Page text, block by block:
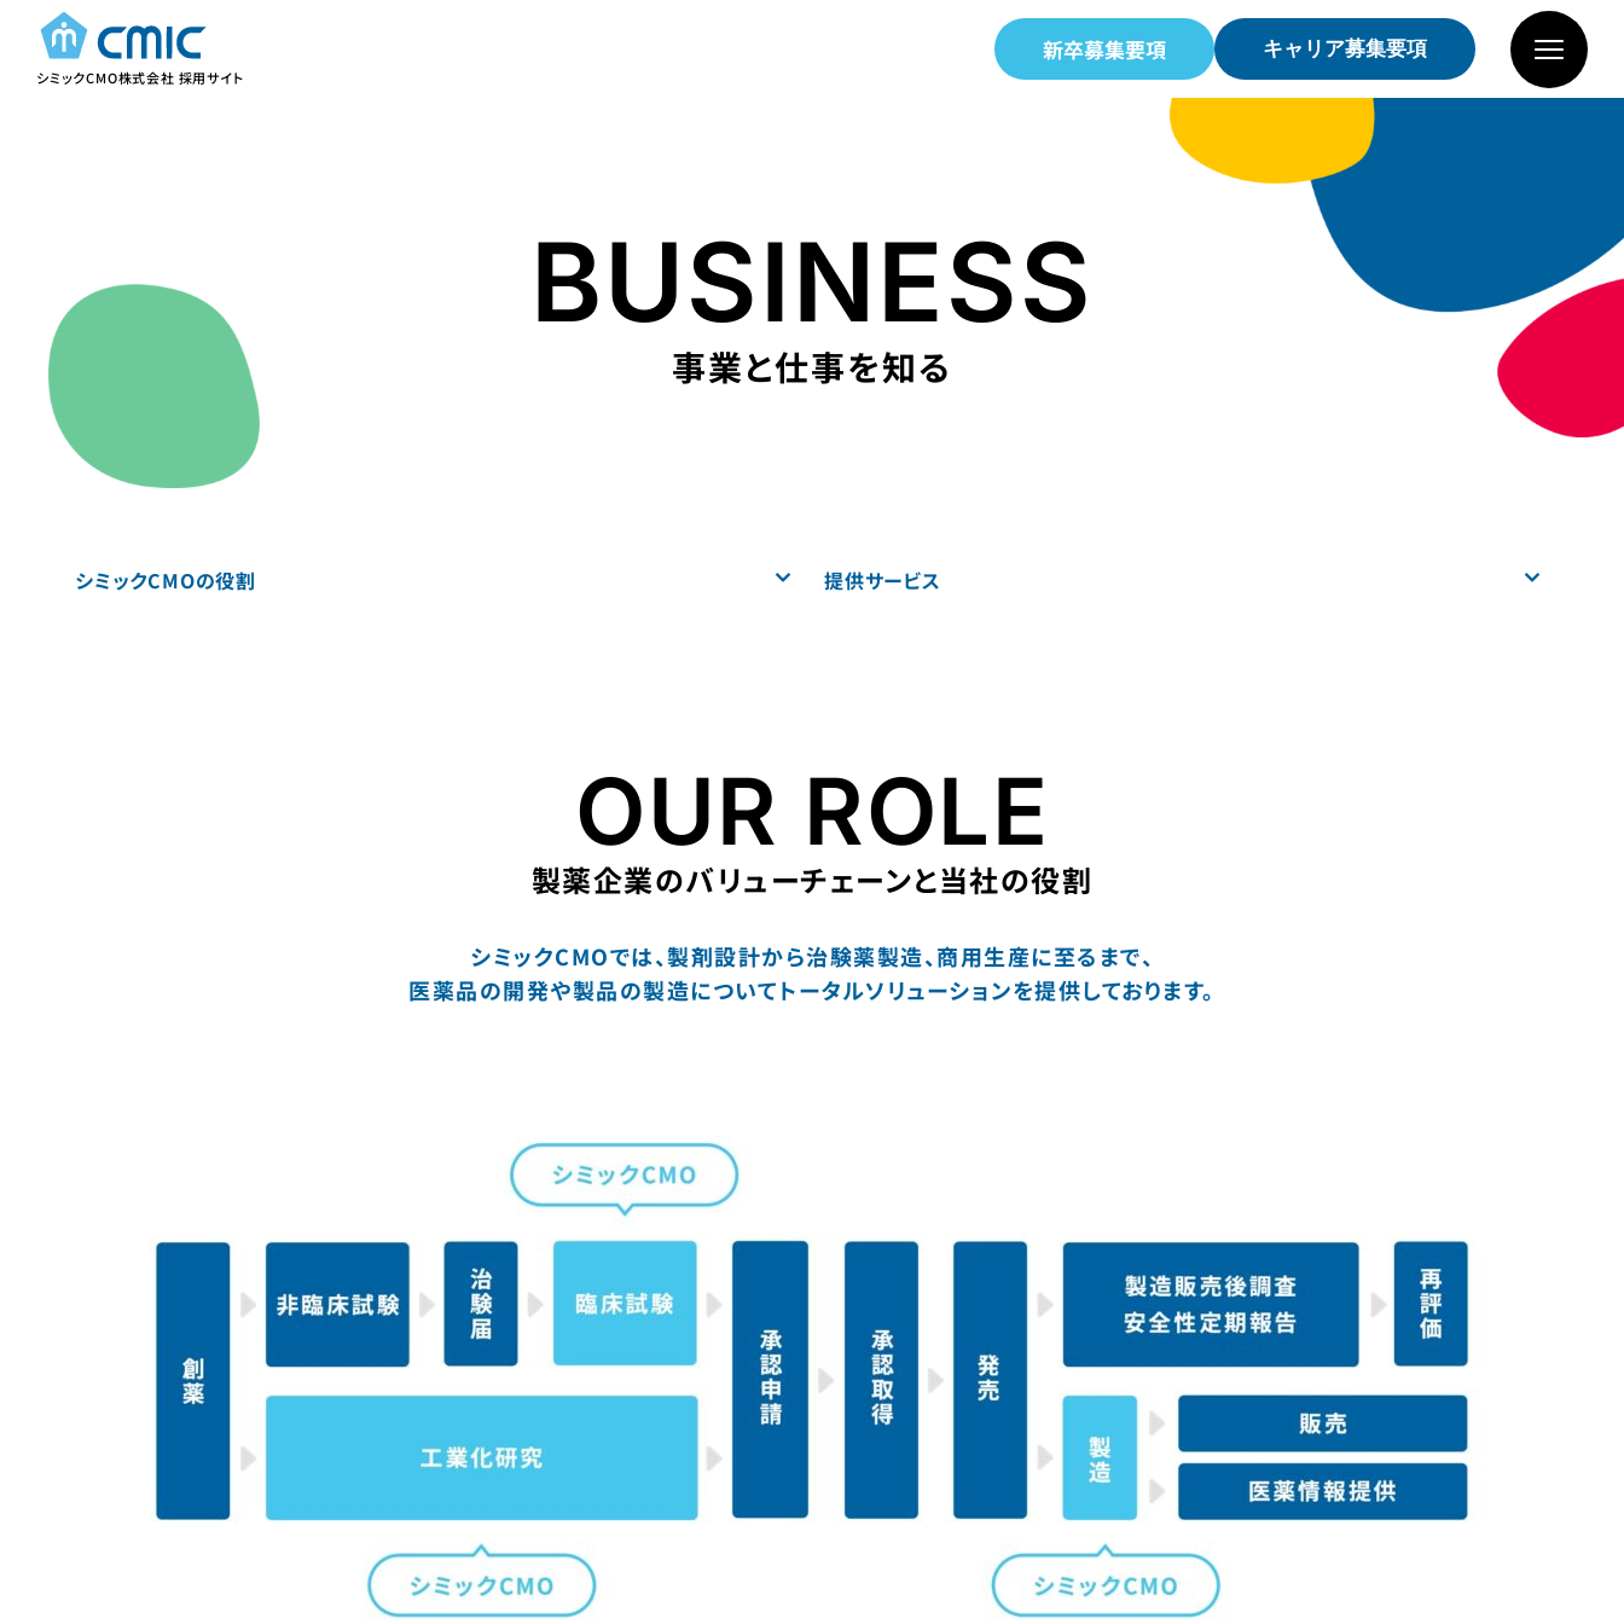
シミックCMO株式会社 採用サイト
新卒募集要項 キャリア募集要項
BUSINESS
事業と仕事を知る
シミックCMOの役割 提供サービス
OUR ROLE
製薬企業のバリューチェーンと当社の役割
シミックCMOでは、製剤設計から治験薬製造、商用⽣産に至るまで、
医薬品の開発や製品の製造についてトータルソリューションを提供しております。